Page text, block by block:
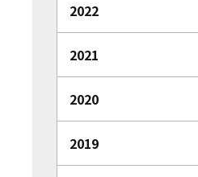
2022
2021
2020
2019